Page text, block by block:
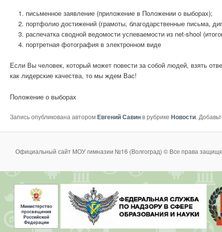
письменное заявление (приложение в Положении о выборах);
портфолио достижений (грамоты, благодарственные письма,
распечатка сводной ведомости успеваемости из net-shool
портретная фотография в электронном виде
Если Вы человек, который может повести за собой людей, взять
как лидерские качества, то мы ждем Вас!
Положение о выборах
Запись опубликована авторомЕвгений Савинв рубрике Новости.
Официальный сайт МОУ гимназии №16 (Волгоград) © Все права